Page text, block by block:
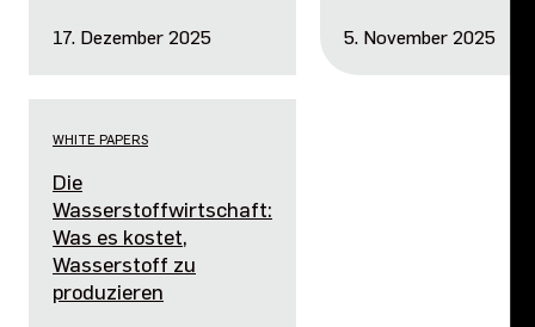
17. Dezember 2025 5. November 2025
WHITE PAPERS
Die
Wasserstoffwirtschaft:
Was es kostet,
Wasserstoff zu
produzieren